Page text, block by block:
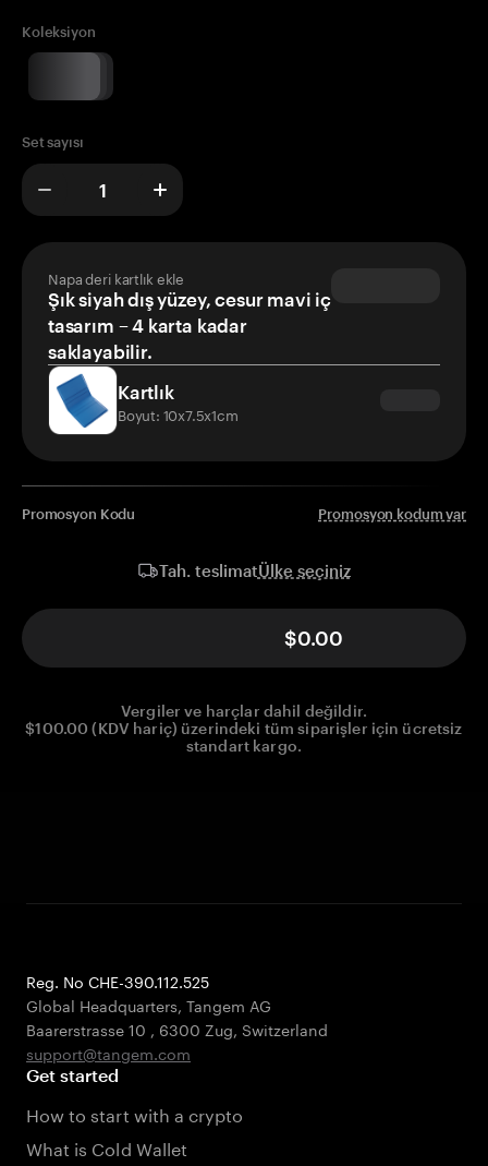
Koleksiyon
Set sayısı
Napa deri kartlık ekle
Şık siyah dış yüzey, cesur mavi iç
tasarım – 4 karta kadar
saklayabilir.
Kartlık
Boyut: 10x7.5x1cm
Promosyon Kodu Promosyon kodum var
Tah. teslimatÜlke seçiniz
$0.00
Vergiler ve harçlar dahil değildir.
$100.00 (KDV hariç) üzerindeki tüm siparişler için ücretsiz
standart kargo.
Reg. No CHE-390.112.525
Global Headquarters, Tangem AG
Baarerstrasse 10 , 6300 Zug, Switzerland
support@tangem.com
Get started
How to start with a crypto
What is Cold Wallet